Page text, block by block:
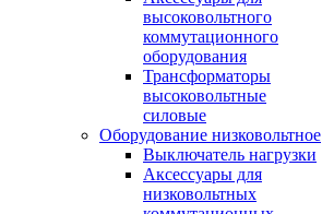
высоковольтного
коммутационного
оборудования
Трансформаторы
высоковольтные
силовые
Оборудование низковольтное
Выключатель нагрузки
Аксессуары для
низковольтных